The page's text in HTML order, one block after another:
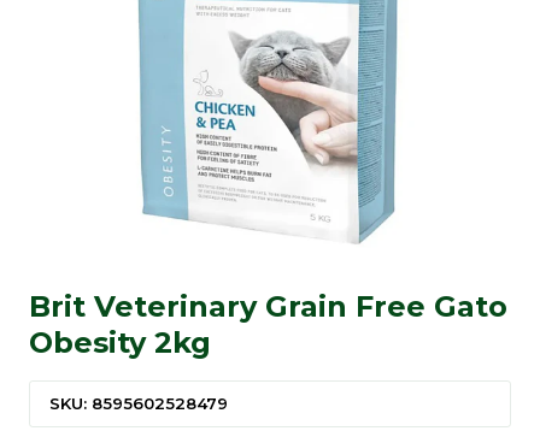
Brit Veterinary Grain Free Gato
Obesity 2kg
SKU: 8595602528479